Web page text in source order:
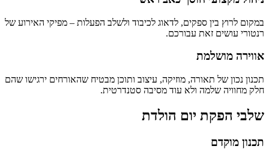
במקום לרוץ בין ספקים, לדאוג לכיבוד ולשלב הפעלות – מפיקי האירוע של
רנטורי עושים זאת עבורכם.
אווירה מושלמת
תכנון נכון של תאורה, מוזיקה, עיצוב ותוכן מבטיח שהאורחים ירגישו שהם
חלק מחוויה שלמה ולא עוד מסיבה סטנדרטית.
שלבי הפקת יום הולדת
תכנון מוקדם